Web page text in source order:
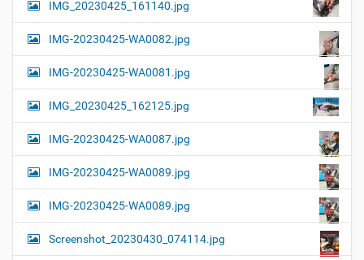
IMG_20230425_161140.jpg
IMG-20230425-WA0082.jpg
IMG-20230425-WA0081.jpg
IMG_20230425_162125.jpg
IMG-20230425-WA0087.jpg
IMG-20230425-WA0089.jpg
IMG-20230425-WA0089.jpg
Screenshot_20230430_074114.jpg